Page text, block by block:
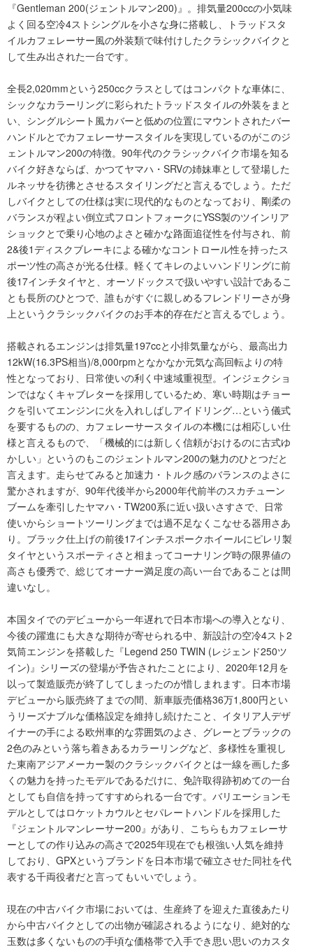
『Gentleman 200(ジェントルマン200)』。排気量200ccの小気味
よく回る空冷4ストシングルを小さな身に搭載し、トラッドスタ
イルカフェレーサー風の外装類で味付けしたクラシックバイクと
して生み出された一台です。
全長2,020mmという250ccクラスとしてはコンパクトな車体に、
シックなカラーリングに彩られたトラッドスタイルの外装をまと
い、シングルシート風カバーと低めの位置にマウントされたバー
ハンドルとでカフェレーサースタイルを実現しているのがこのジ
ェントルマン200の特徴。90年代のクラシックバイク市場を知る
バイク好きならば、かつてヤマハ・SRVの姉妹車として登場した
ルネッサを彷彿とさせるスタイリングだと言えるでしょう。ただ
しバイクとしての仕様は実に現代的なものとなっており、剛柔の
バランスが程よい倒立式フロントフォークにYSS製のツインリア
ショックとで乗り心地のよさと確かな路面追従性を付与され、前
2&後1ディスクブレーキによる確かなコントロール性を持ったス
ポーツ性の高さが光る仕様。軽くてキレのよいハンドリングに前
後17インチタイヤと、オーソドックスで扱いやすい設計であるこ
とも長所のひとつで、誰もがすぐに親しめるフレンドリーさが身
上というクラシックバイクのお手本的存在だと言えるでしょう。
搭載されるエンジンは排気量197ccと小排気量ながら、最高出力
12kW(16.3PS相当)/8,000rpmとなかなか元気な高回転よりの特
性となっており、日常使いの利く中速域重視型。インジェクショ
ンではなくキャブレターを採用しているため、寒い時期はチョー
クを引いてエンジンに火を入れしばしアイドリング…という儀式
を要するものの、カフェレーサースタイルの本機には相応しい仕
様と言えるもので、「機械的には新しく信頼がおけるのに古式ゆ
かしい」というのもこのジェントルマン200の魅力のひとつだと
言えます。走らせてみると加速力・トルク感のバランスのよさに
驚かされますが、90年代後半から2000年代前半のスカチューン
ブームを牽引したヤマハ・TW200系に近い扱いさすさで、日常
使いからショートツーリングまでは過不足なくこなせる器用さあ
り。ブラック仕上げの前後17インチスポークホイールにピレリ製
タイヤというスポーティさと相まってコーナリング時の限界値の
高さも優秀で、総じてオーナー満足度の高い一台であることは間
違いなし。
本国タイでのデビューから一年遅れで日本市場への導入となり、
今後の躍進にも大きな期待が寄せられる中、新設計の空冷4スト2
気筒エンジンを搭載した『Legend 250 TWIN (レジェンド250ツ
イン)』シリーズの登場が予告されたことにより、2020年12月を
以って製造販売が終了してしまったのが惜しまれます。日本市場
デビューから販売終了までの間、新車販売価格36万1,800円とい
うリーズナブルな価格設定を維持し続けたこと、イタリア人デザ
イナーの手による欧州車的な雰囲気のよさ、グレーとブラックの
2色のみという落ち着きあるカラーリングなど、多様性を重視し
た東南アジアメーカー製のクラシックバイクとは一線を画した多
くの魅力を持ったモデルであるだけに、免許取得跡初めての一台
としても自信を持ってすすめられる一台です。バリエーションモ
デルとしてはロケットカウルとセパレートハンドルを採用した
『ジェントルマンレーサー200』があり、こちらもカフェレーサ
ーとしての作り込みの高さで2025年現在でも根強い人気を維持
しており、GPXというブランドを日本市場で確立させた同社を代
表する千両役者だと言ってもいいでしょう。
現在の中古バイク市場においては、生産終了を迎えた直後あたり
から中古バイクとしての出物が確認されるようになり、絶対的な
玉数は多くないものの手頃な価格帯で入手でき思い思いのカスタ